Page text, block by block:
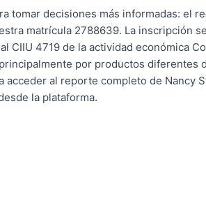
tomar decisiones más informadas: el
matrícula 2788639. La inscripción
CIIU 4719 de la actividad económica
por productos diferentes
acceder al reporte completo de Nancy
la plataforma.